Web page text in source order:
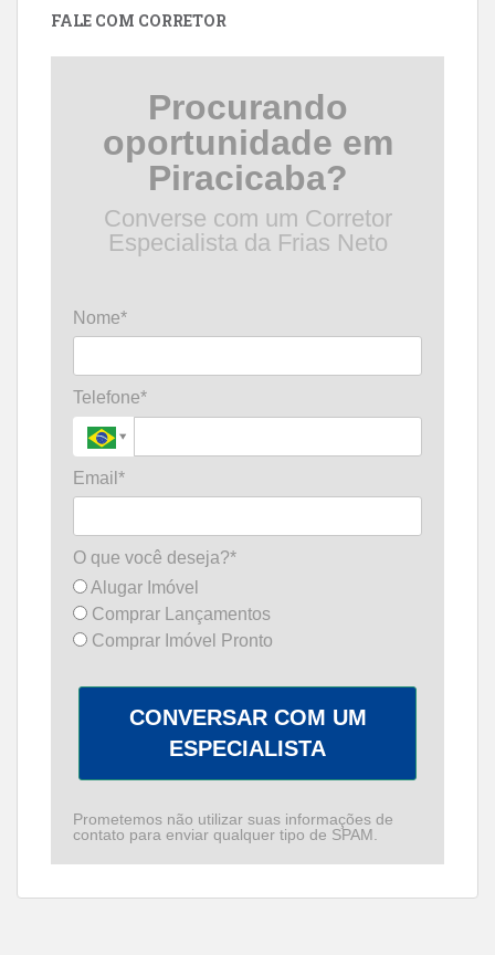
FALE COM CORRETOR
Procurando
oportunidade em
Piracicaba?
Converse com um Corretor
Especialista da Frias Neto
Nome*
Telefone*
Email*
O que você deseja?*
Alugar Imóvel
Comprar Lançamentos
Comprar Imóvel Pronto
CONVERSAR COM UM
ESPECIALISTA
Prometemos não utilizar suas informações de
contato para enviar qualquer tipo de SPAM.